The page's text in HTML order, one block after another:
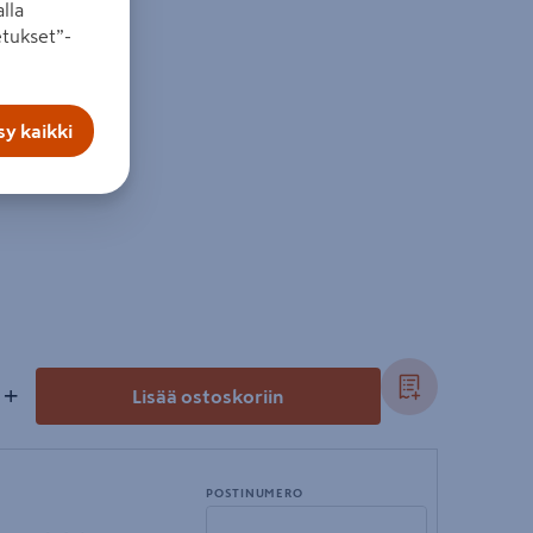
+ Lisää ostoskoriin
POSTINUMERO
kaikki